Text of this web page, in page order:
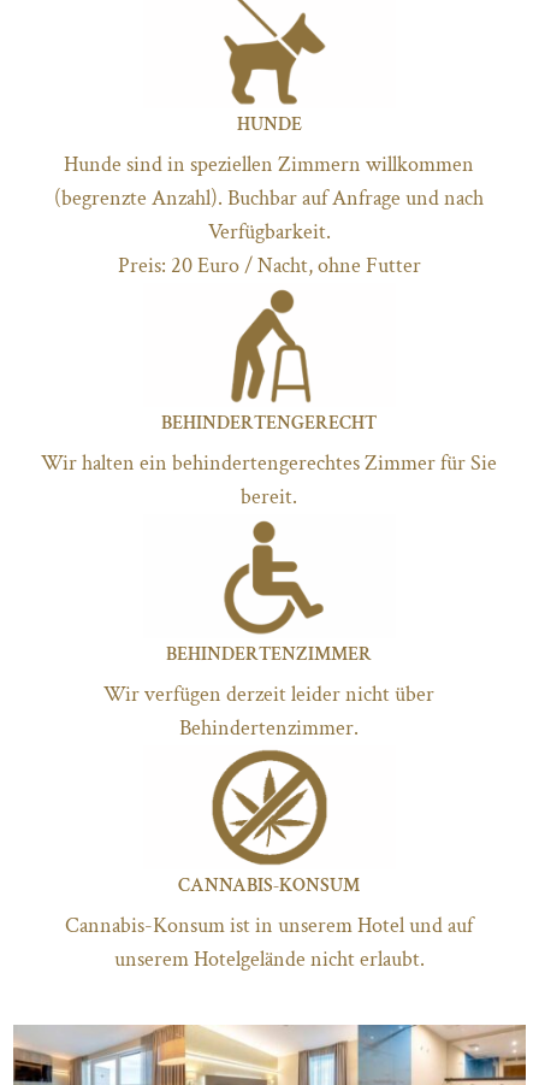
HUNDE
Hunde sind in speziellen Zimmern willkommen
(begrenzte Anzahl). Buchbar auf Anfrage und nach
Verfügbarkeit.
Preis: 20 Euro / Nacht, ohne Futter
BEHINDERTENGERECHT
Wir halten ein behindertengerechtes Zimmer für Sie
bereit.
BEHINDERTENZIMMER
Wir verfügen derzeit leider nicht über
Behindertenzimmer.
CANNABIS-KONSUM
Cannabis-Konsum ist in unserem Hotel und auf
unserem Hotelgelände nicht erlaubt.